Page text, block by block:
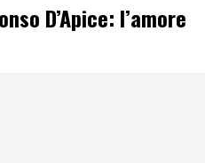
D’Apice: l’amore